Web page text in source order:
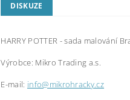
DISKUZE
HARRY POTTER - sada malování
Výrobce: Mikro Trading a.s.
E-mail: info@mikrohracky.cz